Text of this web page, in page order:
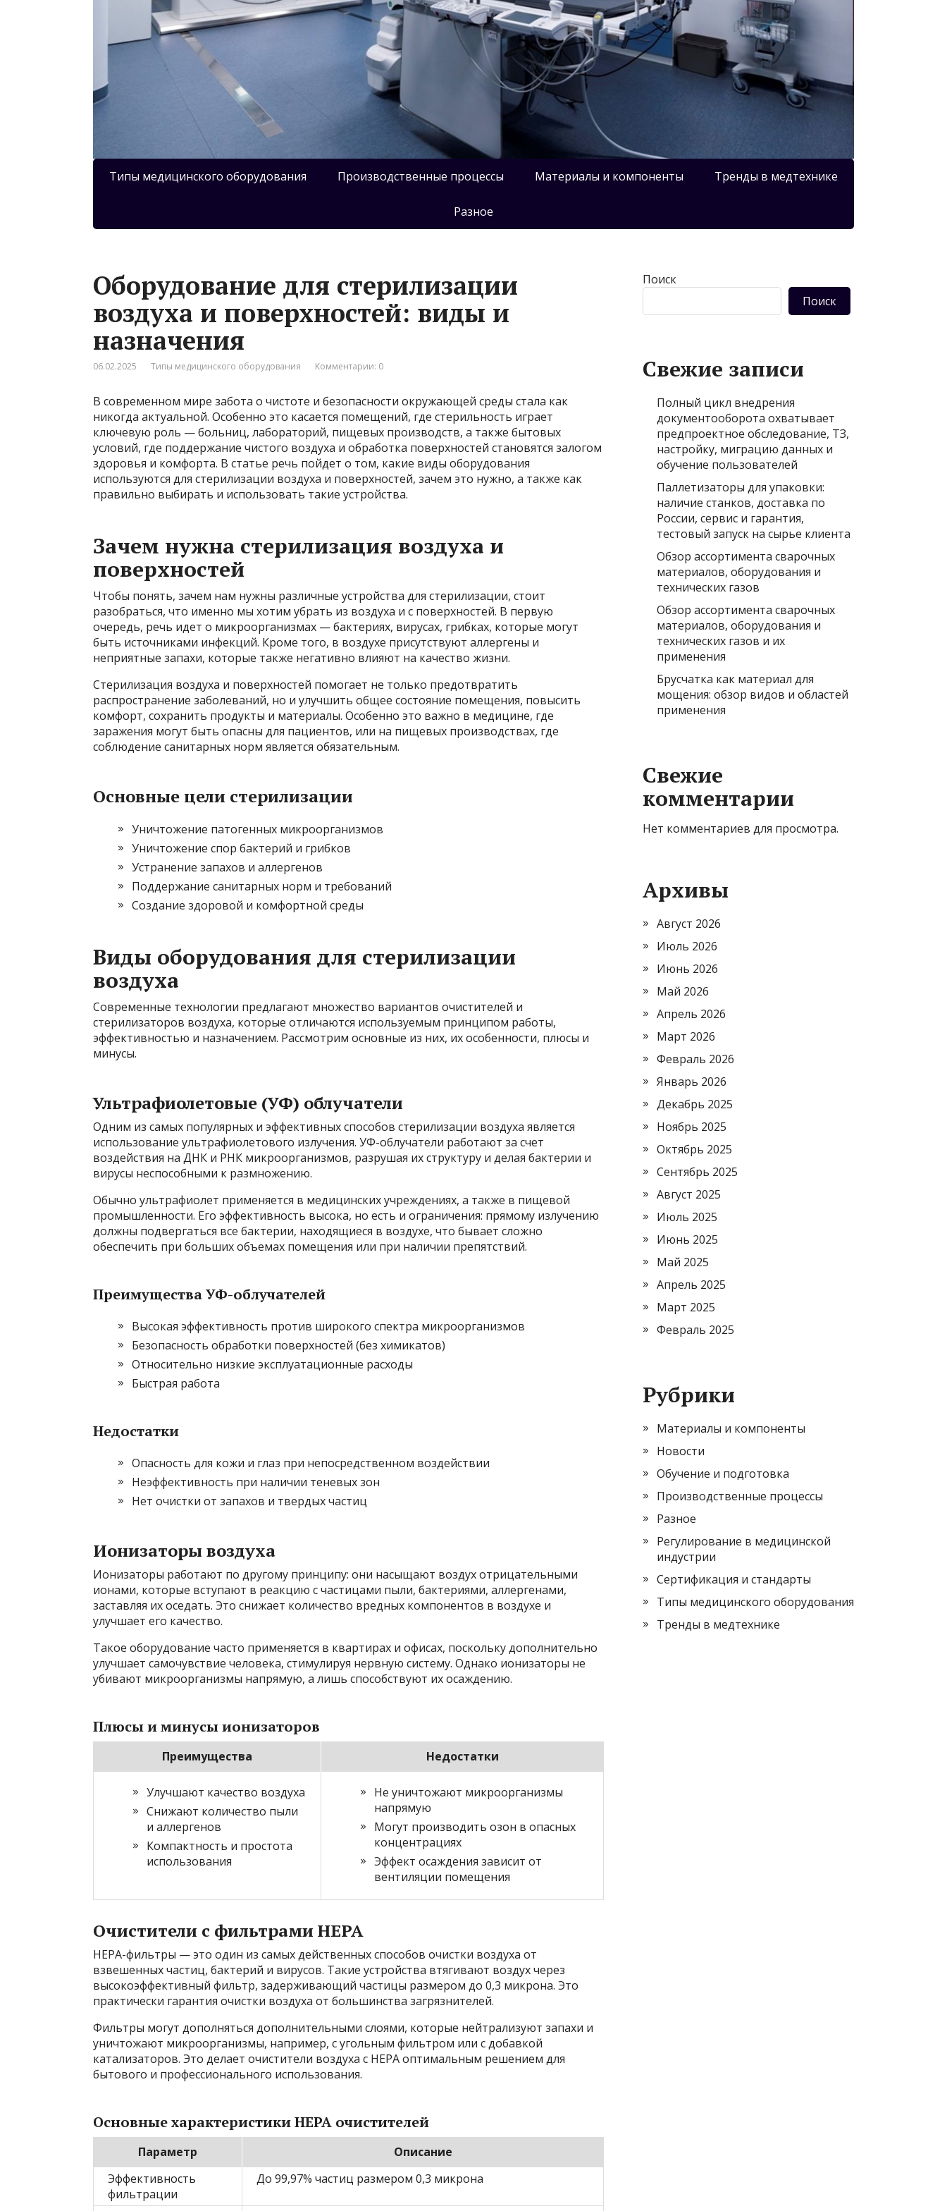
Типы медицинского оборудования Производственные процессы Материалы и компоненты Тренды в медтехнике
Разное
Оборудование для стерилизации
воздуха и поверхностей: виды и
назначения
06.02.2025 Типы медицинского оборудования Комментарии: 0
В современном мире забота о чистоте и безопасности окружающей среды стала как
никогда актуальной. Особенно это касается помещений, где стерильность играет
ключевую роль — больниц, лабораторий, пищевых производств, а также бытовых
условий, где поддержание чистого воздуха и обработка поверхностей становятся залогом
здоровья и комфорта. В статье речь пойдет о том, какие виды оборудования
используются для стерилизации воздуха и поверхностей, зачем это нужно, а также как
правильно выбирать и использовать такие устройства.
Зачем нужна стерилизация воздуха и
поверхностей
Чтобы понять, зачем нам нужны различные устройства для стерилизации, стоит
разобраться, что именно мы хотим убрать из воздуха и с поверхностей. В первую
очередь, речь идет о микроорганизмах — бактериях, вирусах, грибках, которые могут
быть источниками инфекций. Кроме того, в воздухе присутствуют аллергены и
неприятные запахи, которые также негативно влияют на качество жизни.
Стерилизация воздуха и поверхностей помогает не только предотвратить
распространение заболеваний, но и улучшить общее состояние помещения, повысить
комфорт, сохранить продукты и материалы. Особенно это важно в медицине, где
заражения могут быть опасны для пациентов, или на пищевых производствах, где
соблюдение санитарных норм является обязательным.
Основные цели стерилизации
Уничтожение патогенных микроорганизмов
Уничтожение спор бактерий и грибков
Устранение запахов и аллергенов
Поддержание санитарных норм и требований
Создание здоровой и комфортной среды
Виды оборудования для стерилизации
воздуха
Современные технологии предлагают множество вариантов очистителей и
стерилизаторов воздуха, которые отличаются используемым принципом работы,
эффективностью и назначением. Рассмотрим основные из них, их особенности, плюсы и
минусы.
Ультрафиолетовые (УФ) облучатели
Одним из самых популярных и эффективных способов стерилизации воздуха является
использование ультрафиолетового излучения. УФ-облучатели работают за счет
воздействия на ДНК и РНК микроорганизмов, разрушая их структуру и делая бактерии и
вирусы неспособными к размножению.
Обычно ультрафиолет применяется в медицинских учреждениях, а также в пищевой
промышленности. Его эффективность высока, но есть и ограничения: прямому излучению
должны подвергаться все бактерии, находящиеся в воздухе, что бывает сложно
обеспечить при больших объемах помещения или при наличии препятствий.
Преимущества УФ-облучателей
Высокая эффективность против широкого спектра микроорганизмов
Безопасность обработки поверхностей (без химикатов)
Относительно низкие эксплуатационные расходы
Быстрая работа
Недостатки
Опасность для кожи и глаз при непосредственном воздействии
Неэффективность при наличии теневых зон
Нет очистки от запахов и твердых частиц
Ионизаторы воздуха
Ионизаторы работают по другому принципу: они насыщают воздух отрицательными
ионами, которые вступают в реакцию с частицами пыли, бактериями, аллергенами,
заставляя их оседать. Это снижает количество вредных компонентов в воздухе и
улучшает его качество.
Такое оборудование часто применяется в квартирах и офисах, поскольку дополнительно
улучшает самочувствие человека, стимулируя нервную систему. Однако ионизаторы не
убивают микроорганизмы напрямую, а лишь способствуют их осаждению.
Плюсы и минусы ионизаторов
Преимущества Недостатки
Улучшают качество воздуха
Снижают количество пыли
и аллергенов
Компактность и простота
использования
Не уничтожают микроорганизмы
напрямую
Могут производить озон в опасных
концентрациях
Эффект осаждения зависит от
вентиляции помещения
Очистители с фильтрами HEPA
HEPA-фильтры — это один из самых действенных способов очистки воздуха от
взвешенных частиц, бактерий и вирусов. Такие устройства втягивают воздух через
высокоэффективный фильтр, задерживающий частицы размером до 0,3 микрона. Это
практически гарантия очистки воздуха от большинства загрязнителей.
Фильтры могут дополняться дополнительными слоями, которые нейтрализуют запахи и
уничтожают микроорганизмы, например, с угольным фильтром или с добавкой
катализаторов. Это делает очистители воздуха с HEPA оптимальным решением для
бытового и профессионального использования.
Основные характеристики HEPA очистителей
Параметр
Описание
Эффективность
фильтрации
До 99,97% частиц размером 0,3 микрона
Поиск
Поиск
Свежие записи
Полный цикл внедрения
документооборота охватывает
предпроектное обследование, ТЗ,
настройку, миграцию данных и
обучение пользователей
Паллетизаторы для упаковки:
наличие станков, доставка по
России, сервис и гарантия,
тестовый запуск на сырье клиента
Обзор ассортимента сварочных
материалов, оборудования и
технических газов
Обзор ассортимента сварочных
материалов, оборудования и
технических газов и их
применения
Брусчатка как материал для
мощения: обзор видов и областей
применения
Свежие
комментарии
Нет комментариев для просмотра.
Архивы
Август 2026
Июль 2026
Июнь 2026
Май 2026
Апрель 2026
Март 2026
Февраль 2026
Январь 2026
Декабрь 2025
Ноябрь 2025
Октябрь 2025
Сентябрь 2025
Август 2025
Июль 2025
Июнь 2025
Май 2025
Апрель 2025
Март 2025
Февраль 2025
Рубрики
Материалы и компоненты
Новости
Обучение и подготовка
Производственные процессы
Разное
Регулирование в медицинской
индустрии
Сертификация и стандарты
Типы медицинского оборудования
Тренды в медтехнике